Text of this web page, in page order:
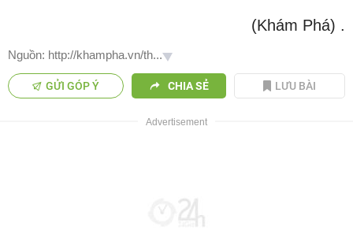
(Khám Phá) .
Nguồn: http://khampha.vn/th...
GỬI GÓP Ý CHIA SẺ LƯU BÀI